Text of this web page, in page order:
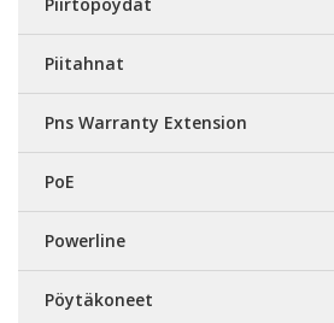
Piitahnat
Pns Warranty Extension
PoE
Powerline
Pöytäkoneet